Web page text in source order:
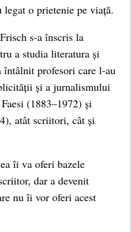
o prietenie pe viață.
s-a înscris la
a studia literatura și
profesori care l-au
și a jurnalismului
(1883–1972) și
atât scriitori, cât și
îi va oferi bazele
dar a devenit
nu îi vor oferi acest